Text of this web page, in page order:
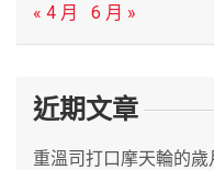
« 4 月
6 月 »
近期文章
重溫司打口摩天輪的